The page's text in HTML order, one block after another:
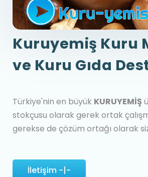
Kuruyemiş Kuru
ve Kuru Gıda
Türkiye'nin en büyük KURUYEMİŞ
stokçusu olarak gerek ortak
gerekse de çözüm ortağı olarak
İletişim -|-